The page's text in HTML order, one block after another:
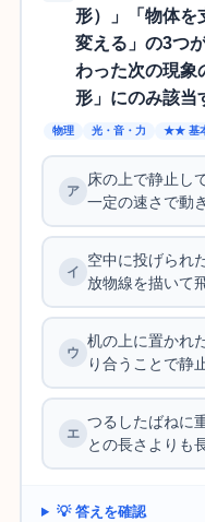
形）」「物体を
変える」の3つ
わった次の現象
形」にのみ該当
物理 光・音・力 ★★ 基
床の上で静止し
一定の速さで動
空中に投げられ
放物線を描いて
机の上に置かれ
り合うことで静
つるしたばねに
との長さよりも
💡 答えを確認